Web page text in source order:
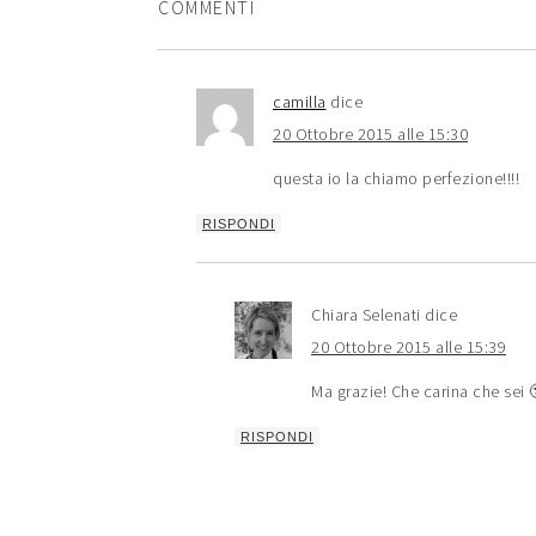
COMMENTI
camilla dice
20 Ottobre 2015 alle 15:30
questa io la chiamo perfezione!!!!
RISPONDI
Chiara Selenati dice
20 Ottobre 2015 alle 15:39
Ma grazie! Che carina che sei
RISPONDI